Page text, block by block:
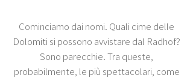
Cominciamo dai nomi. Quali cime delle
Dolomiti si possono avvistare dal Radhof?
Sono parecchie. Tra queste,
probabilmente, le più spettacolari, come